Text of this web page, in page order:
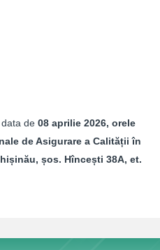
de 08 aprilie 2026, orele
de Asigurare a Calității în
șos. Hîncești 38A, et.